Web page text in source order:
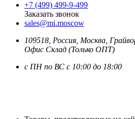
+7 (499) 499-9-499
Заказать звонок
sales@mi.moscow
109518, Россия Москва ,
Офис Склад (Только ОПТ)
с ПН по ВС с 10:00 до 18:00